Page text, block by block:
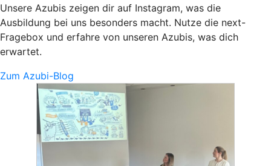
Unsere Azubis zeigen dir auf Instagram, was die
Ausbildung bei uns besonders macht. Nutze die next-
Fragebox und erfahre von unseren Azubis, was dich
erwartet.
Zum Azubi-Blog